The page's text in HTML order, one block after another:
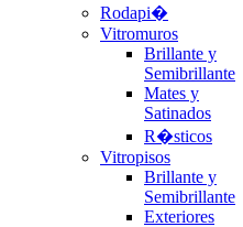
Rodapi�
Vitromuros
Brillante y
Semibrillante
Mates y
Satinados
R�sticos
Vitropisos
Brillante y
Semibrillante
Exteriores